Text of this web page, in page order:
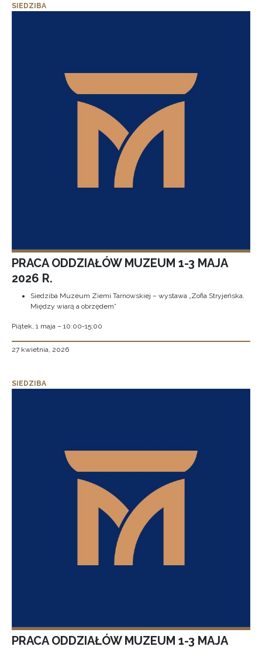
SIEDZIBA
PRACA ODDZIAŁÓW MUZEUM 1-3 MAJA
2026 R.
Siedziba Muzeum Ziemi Tarnowskiej – wystawa „Zofia Stryjeńska.
Między wiarą a obrzędem”
Piątek, 1 maja – 10:00-15:00
27 kwietnia, 2026
SIEDZIBA
PRACA ODDZIAŁÓW MUZEUM 1-3 MAJA